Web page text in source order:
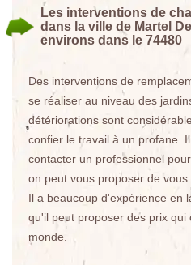
Les interventions de
dans la ville de Martel
environs dans le 74480
Des interventions de
se réaliser au niveau des
détériorations sont
confier le travail à un profane.
contacter un professionnel
on peut vous proposer de vous
Il a beaucoup d'expérience en
qu'il peut proposer des prix
monde.